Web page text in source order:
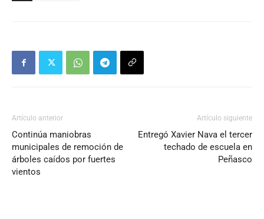
Artículo anterior
Continúa maniobras
municipales de remoción de
árboles caídos por fuertes
vientos
Artículo siguiente
Entregó Xavier Nava el tercer
techado de escuela en
Peñasco